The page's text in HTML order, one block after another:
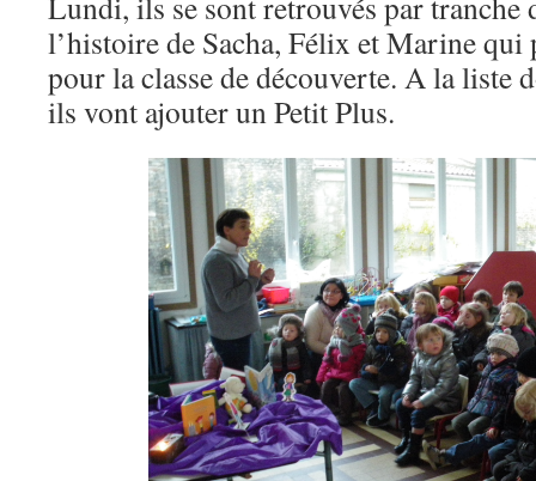
l’histoire de Sacha, Félix et Marine qui
pour la classe de découverte. A la liste
ils vont ajouter un Petit Plus.